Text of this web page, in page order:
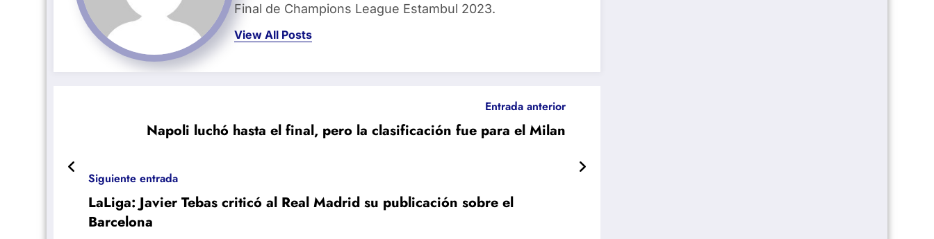
Final de Champions League Estambul 2023.
View All Posts
Entrada anterior
Napoli luchó hasta el final, pero la clasificación fue para el Milan
Siguiente entrada
LaLiga: Javier Tebas criticó al Real Madrid su publicación sobre el
Barcelona